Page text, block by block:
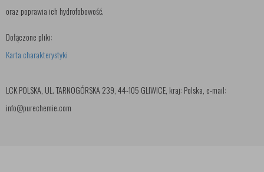
oraz poprawia ich hydrofobowość.
Dołączone pliki:
Karta charakterystyki
LCK POLSKA, UL. TARNOGÓRSKA 239, 44-105 GLIWICE, kraj: Polska, e-mail:
info@purechemie.com